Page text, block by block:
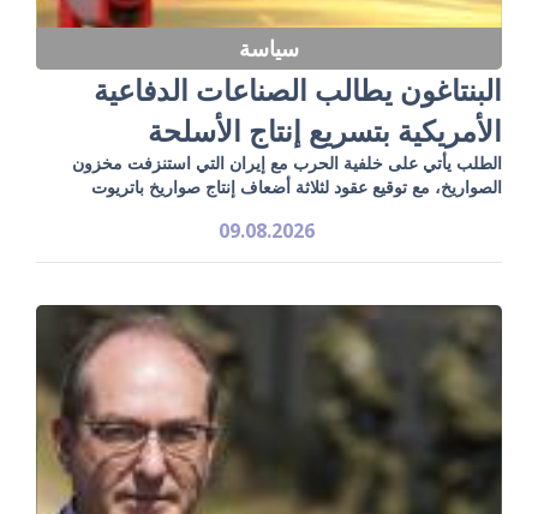
سياسة
البنتاغون يطالب الصناعات الدفاعية
الأمريكية بتسريع إنتاج الأسلحة
الطلب يأتي على خلفية الحرب مع إيران التي استنزفت مخزون
الصواريخ، مع توقيع عقود لثلاثة أضعاف إنتاج صواريخ باتريوت
09.08.2026